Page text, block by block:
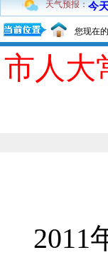
天气预报：
您现在
市人大
2011